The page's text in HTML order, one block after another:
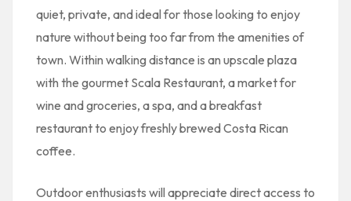
quiet, private, and ideal for those looking to enjoy
nature without being too far from the amenities of
town. Within walking distance is an upscale plaza
with the gourmet Scala Restaurant, a market for
wine and groceries, a spa, and a breakfast
restaurant to enjoy freshly brewed Costa Rican
coffee.
Outdoor enthusiasts will appreciate direct access to